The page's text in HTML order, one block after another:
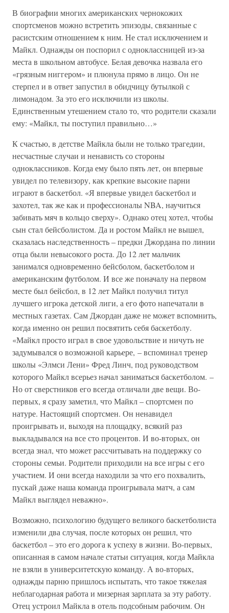
В биографии многих американских чернокожих
спортсменов можно встретить эпизоды, связанные с
расистским отношением к ним. Не стал исключением и
Майкл. Однажды он поспорил с одноклассницей из-за
места в школьном автобусе. Белая девочка назвала его
«грязным ниггером» и плюнула прямо в лицо. Он не
стерпел и в ответ запустил в обидчицу бутылкой с
лимонадом. За это его исключили из школы.
Единственным утешением стало то, что родители сказали
ему: «Майкл, ты поступил правильно…»
К счастью, в детстве Майкла были не только трагедии,
несчастные случаи и ненависть со стороны
одноклассников. Когда ему было пять лет, он впервые
увидел по телевизору, как крепкие высокие парни
играют в баскетбол. «Я впервые увидел баскетбол и
захотел, так же как и профессионалы NBA, научиться
забивать мяч в кольцо сверху». Однако отец хотел, чтобы
сын стал бейсболистом. Да и ростом Майкл не вышел,
сказалась наследственность – предки Джордана по линии
отца были невысокого роста. До 12 лет мальчик
занимался одновременно бейсболом, баскетболом и
американским футболом. И все же поначалу на первом
месте был бейсбол, в 12 лет Майкл получил титул
лучшего игрока детской лиги, а его фото напечатали в
местных газетах. Сам Джордан даже не может вспомнить,
когда именно он решил посвятить себя баскетболу.
«Майкл просто играл в свое удовольствие и ничуть не
задумывался о возможной карьере, – вспоминал тренер
школы «Элмси Лени» Фред Линч, под руководством
которого Майкл всерьез начал заниматься баскетболом. –
Но от сверстников его всегда отличали две вещи. Во-
первых, я сразу заметил, что Майкл – спортсмен по
натуре. Настоящий спортсмен. Он ненавидел
проигрывать и, выходя на площадку, всякий раз
выкладывался на все сто процентов. И во-вторых, он
всегда знал, что может рассчитывать на поддержку со
стороны семьи. Родители приходили на все игры с его
участием. И они всегда находили за что его похвалить,
пускай даже наша команда проигрывала матч, а сам
Майкл выглядел неважно».
Возможно, психологию будущего великого баскетболиста
изменили два случая, после которых он решил, что
баскетбол – это его дорога к успеху в жизни. Во-первых,
описанная в самом начале статьи ситуация, когда Майкла
не взяли в университетскую команду. А во-вторых,
однажды парню пришлось испытать, что такое тяжелая
неблагодарная работа и мизерная зарплата за эту работу.
Отец устроил Майкла в отель подсобным рабочим. Он